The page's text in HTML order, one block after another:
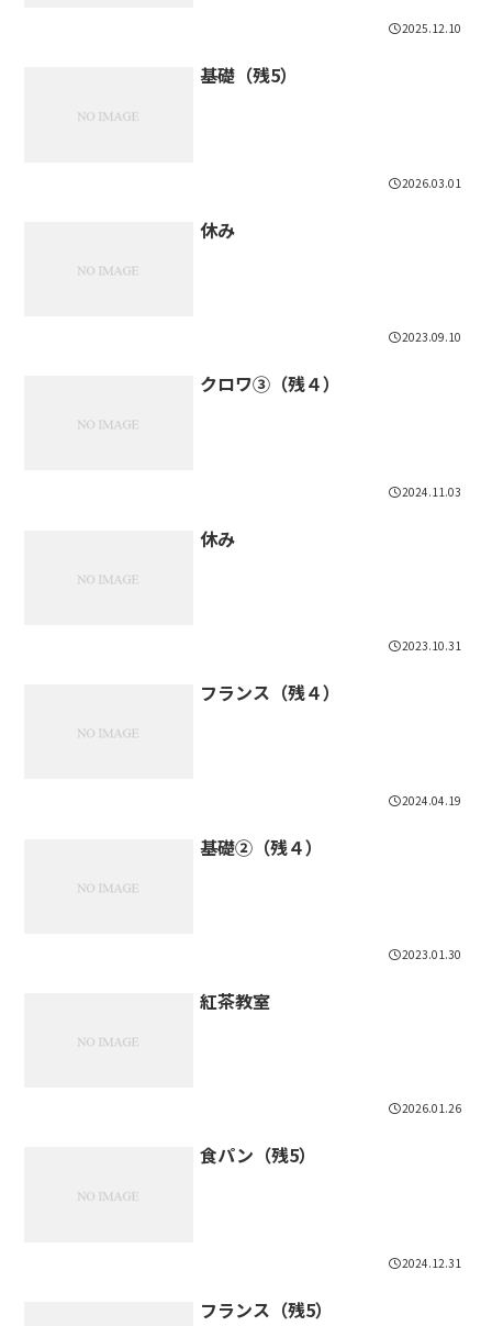
2025.12.10
基礎（残5）
2026.03.01
休み
2023.09.10
クロワ③（残４）
2024.11.03
休み
2023.10.31
フランス（残４）
2024.04.19
基礎②（残４）
2023.01.30
紅茶教室
2026.01.26
食パン（残5）
2024.12.31
フランス（残5）